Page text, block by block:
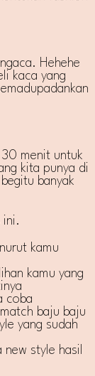
Hehehe
kaca yang
menit untuk
kita punya di
banyak
ini.
kamu
kamu yang
coba
baju baju
yang sudah
style hasil